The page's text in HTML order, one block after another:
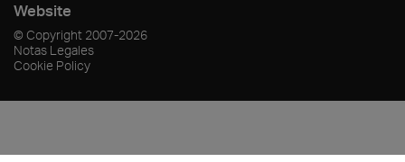
Website
© Copyright 2007-2026
Notas Legales
Cookie Policy